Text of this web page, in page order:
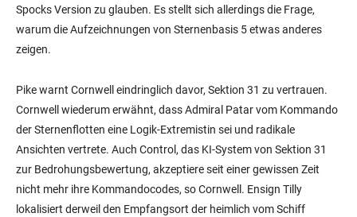
Spocks Version zu glauben. Es stellt sich allerdings die Frage,
warum die Aufzeichnungen von Sternenbasis 5 etwas anderes
zeigen.
Pike warnt Cornwell eindringlich davor, Sektion 31 zu vertrauen.
Cornwell wiederum erwähnt, dass Admiral Patar vom Kommando
der Sternenflotten eine Logik-Extremistin sei und radikale
Ansichten vertrete. Auch Control, das KI-System von Sektion 31
zur Bedrohungsbewertung, akzeptiere seit einer gewissen Zeit
nicht mehr ihre Kommandocodes, so Cornwell. Ensign Tilly
lokalisiert derweil den Empfangsort der heimlich vom Schiff